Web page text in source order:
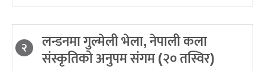
२ लन्डनमा गुल्मेली भेला, नेपाली कला
संस्कृतिको अनुपम संगम (२० तस्विर)